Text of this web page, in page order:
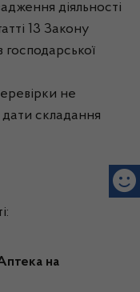
діяльності
13 Закону
господарської
не
складання
на